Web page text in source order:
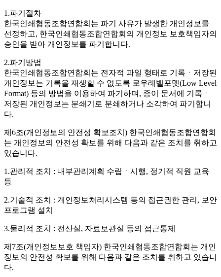
1.파기절차
한국인쇄협동조합연합회는 파기 사유가 발생한 개인정보를
선정하고, 한국인쇄협동조합연합회의 개인정보 보호책임자의
승인을 받아 개인정보를 파기합니다.
2.파기방법
한국인쇄협동조합연합회는 전자적 파일 형태로 기록ㆍ저장된
개인정보는 기록을 재생할 수 없도록 로우레밸포멧(Low Level
Format) 등의 방법을 이용하여 파기하며, 종이 문서에 기록ㆍ
저장된 개인정보는 분쇄기로 분쇄하거나 소각하여 파기합니
다.
제6조(개인정보의 안전성 확보조치) 한국인쇄협동조합연합회
는 개인정보의 안전성 확보를 위해 다음과 같은 조치를 취하고
있습니다.
1.관리적 조치 : 내부관리계획 수립ㆍ시행, 정기적 직원 교육
등
2.기술적 조치 : 개인정보처리시스템 등의 접근권한 관리, 보안
프로그램 설치
3.물리적 조치 : 전산실, 자료보관실 등의 접근통제
제7조(개인정보보호 책임자) 한국인쇄협동조합연합회는 개인
정보의 안전성 확보를 위해 다음과 같은 조치를 취하고 있습니
다.